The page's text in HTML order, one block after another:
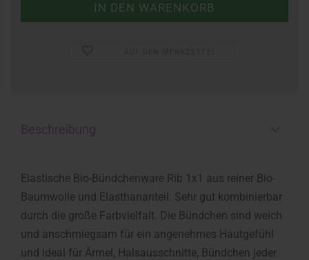
Elastische Bio-Bündchenware Rib 1x1 aus reiner Bio-
Baumwolle und Elasthananteil. Sehr gut kombinierbar
durch die große Farbvielfalt. Die Bündchen sind weich
und anschmiegsam für ein angenehmes Hautgefühl
und ideal für Ärmel, Halsausschnitte, Bündchen jeder